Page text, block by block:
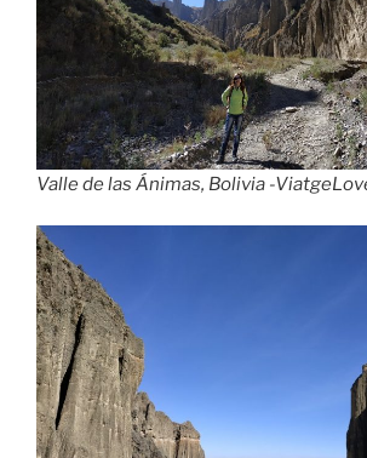
Valle de las Ánimas, Bolivia -